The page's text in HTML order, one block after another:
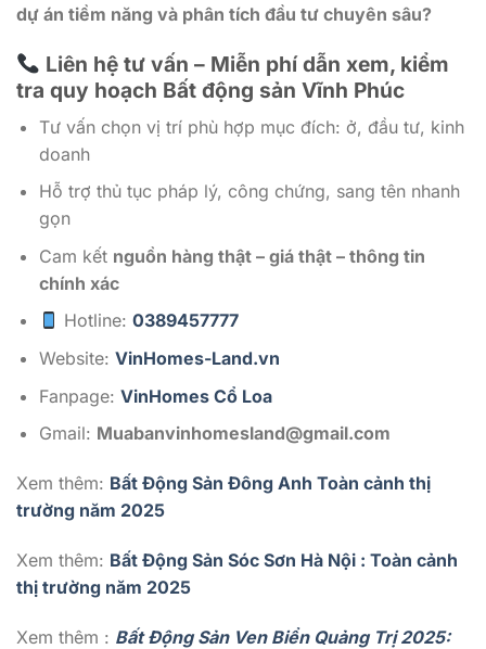
dự án tiềm năng và phân tích đầu tư chuyên sâu?
Liên hệ tư vấn – Miễn phí dẫn xem, kiểm
tra quy hoạch Bất động sản Vĩnh Phúc
Tư vấn chọn vị trí phù hợp mục đích: ở, đầu tư, kinh
doanh
Hỗ trợ thủ tục pháp lý, công chứng, sang tên nhanh
gọn
Cam kết nguồn hàng thật – giá thật – thông tin
chính xác
Hotline:0389457777
Website: VinHomes-Land.vn
Fanpage: VinHomes Cổ Loa
Gmail: Muabanvinhomesland@gmail.com
Xem thêm: Bất Động Sản Đông Anh Toàn cảnh thị
trường năm 2025
Xem thêm: Bất Động Sản Sóc Sơn Hà Nội : Toàn cảnh
thị trường năm 2025
Xem thêm : Bất Động Sản Ven Biển Quảng Trị 2025: